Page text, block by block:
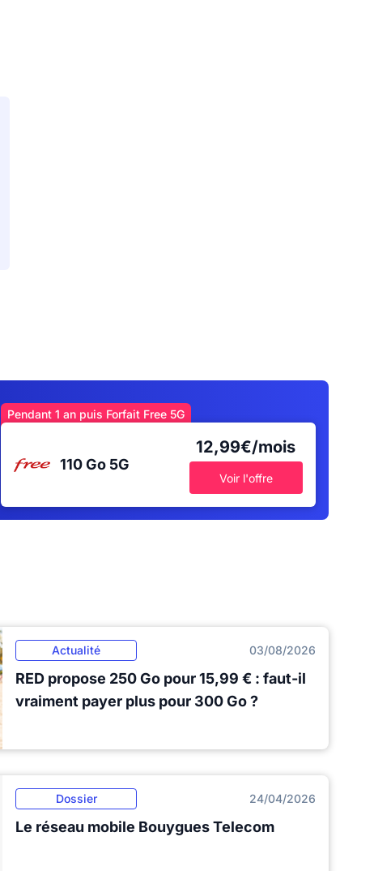
Pendant 1 an puis Forfait Free 5G
110 Go 5G
12,99€/mois
Voir l'offre
Actualité 03/08/2026
RED propose 250 Go pour 15,99 € : faut-il
vraiment payer plus pour 300 Go ?
Dossier 24/04/2026
Le réseau mobile Bouygues Telecom